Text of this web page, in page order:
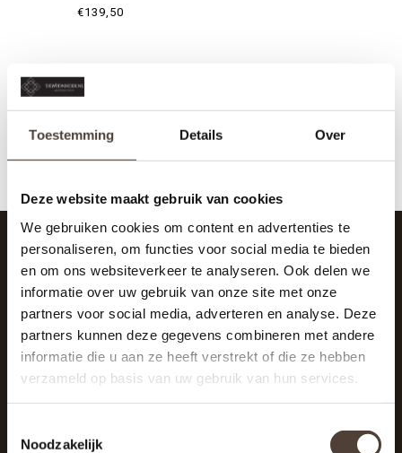
Toestemming Details Over
Deze website maakt gebruik van cookies
We gebruiken cookies om content en advertenties te
personaliseren, om functies voor social media te bieden
en om ons websiteverkeer te analyseren. Ook delen we
informatie over uw gebruik van onze site met onze
partners voor social media, adverteren en analyse. Deze
partners kunnen deze gegevens combineren met andere
informatie die u aan ze heeft verstrekt of die ze hebben
verzameld op basis van uw gebruik van hun services.
Noodzakelijk
€139,50
SCHRIJF JE IN VOOR DE NIEUWSBRIEF
And stay up to date with our latest offers